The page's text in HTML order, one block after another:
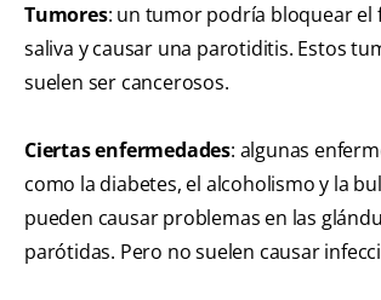
Tumores: un tumor podría bloquear el
saliva y causar una parotiditis. Estos
suelen ser cancerosos.
Ciertas enfermedades: algunas
como la diabetes, el alcoholismo y la
pueden causar problemas en las
parótidas. Pero no suelen causar